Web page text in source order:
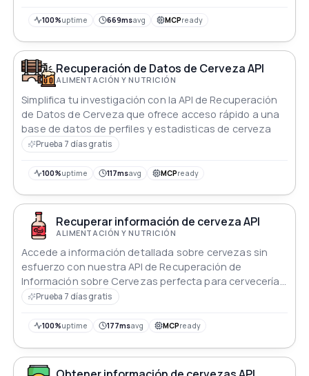
porción, sodio y más. Se puede utilizar en aplicaciones
otras aplicaciones relacionadas con la alimentación.
100%uptime 669msavg MCPready
Recuperación de Datos de Cerveza API
ALIMENTACIÓN Y NUTRICIÓN
Simplifica tu investigación con la API de Recuperación
de Datos de Cerveza que ofrece acceso rápido a una
base de datos de perfiles y estadisticas de cerveza
Prueba 7 días gratis
100%uptime 117msavg MCPready
Recuperar información de cerveza API
ALIMENTACIÓN Y NUTRICIÓN
Accede a información detallada sobre cervezas sin
esfuerzo con nuestra API de Recuperación de
Información sobre Cervezas perfecta para cervecerías
y entusiastas por igual
Prueba 7 días gratis
100%uptime 177msavg MCPready